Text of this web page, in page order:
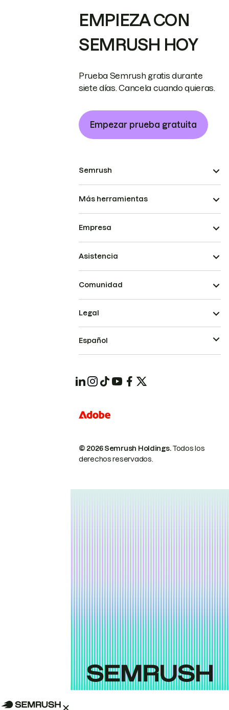
EMPIEZA CON
SEMRUSH HOY
Prueba Semrush gratis durante
siete días. Cancela cuando quieras.
Empezar prueba gratuita
Semrush
Más herramientas
Empresa
Asistencia
Comunidad
© 2026 Semrush Holdings.Todos los
derechos reservados.
Legal
Español